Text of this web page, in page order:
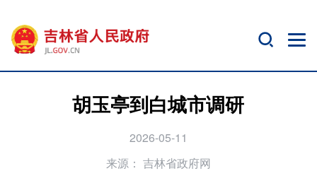
胡玉亭到白城市调研
2026-05-11
来源： 吉林省政府网